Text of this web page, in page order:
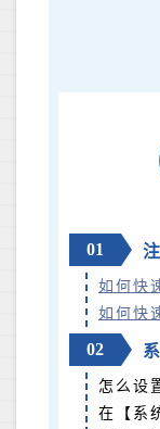
01
如何快
如何快
02
怎么设
在【系